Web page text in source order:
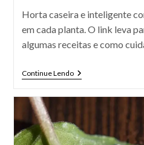
Horta caseira e inteligente
em cada planta. O link leva
algumas receitas e como
Continue LendoHorta
Caseira
QR
Code